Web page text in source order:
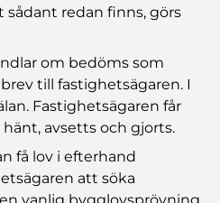
redan finns, görs
om bedöms som
till fastighetsägaren. I
Fastighetsägaren får
avsetts och gjorts.
få lov i efterhand
att söka
vanlig bygglovsprövning.